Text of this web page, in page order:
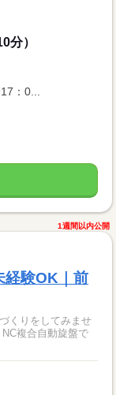
分）
：0...
1週間以内公開
経験OK｜前
くりをしてみませ